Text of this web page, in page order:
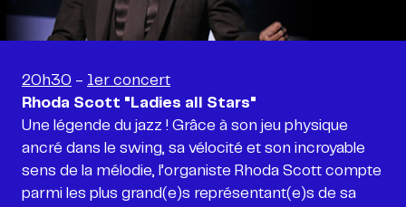
20h30 - 1er concert
Rhoda Scott "Ladies all Stars"
Une légende du jazz ! Grâce à son jeu physique
ancré dans le swing, sa vélocité et son incroyable
sens de la mélodie, l’organiste Rhoda Scott compte
parmi les plus grand(e)s représentant(e)s de sa